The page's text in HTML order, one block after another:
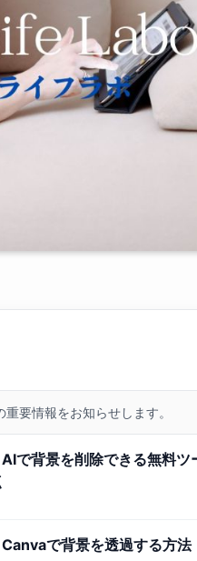
要情報をお知らせします。
で背景を削除できる無料ツ
で背景を透過する方法